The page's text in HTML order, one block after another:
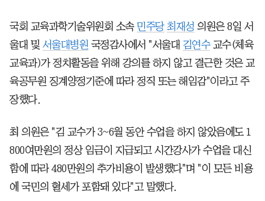
국회 교육과학기술위원회 소속 민주당 최재성 의원은 8일 서
울대 및 서울대병원 국정감사에서 "서울대 김연수교수(체육
교육과)가 정치활동을 위해 강의를 하지 않고 결근한 것은 교
육공무원 징계양정기준에 따라 정직 또는 해임감"이라고 주
장했다.
최 의원은 "김 교수가 3~6월 동안 수업을 하지 않았음에도 1
800여만원의 정상 임금이 지급되고 시간강사가 수업을 대신
함에 따라 480만원의 추가비용이 발생했다"며 "이 모든 비용
에 국민의 혈세가 포함돼 있다"고 말했다.